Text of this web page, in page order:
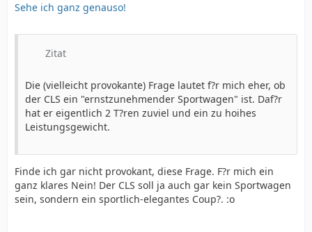
Sehe ich ganz genauso!
Zitat
Die (vielleicht provokante) Frage lautet f?r mich eher, ob
der CLS ein "ernstzunehmender Sportwagen" ist. Daf?r
hat er eigentlich 2 T?ren zuviel und ein zu hoihes
Leistungsgewicht.
Finde ich gar nicht provokant, diese Frage. F?r mich ein
ganz klares Nein! Der CLS soll ja auch gar kein Sportwagen
sein, sondern ein sportlich-elegantes Coup?. :o